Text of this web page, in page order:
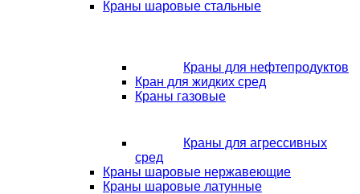
Краны шаровые стальные
Краны для нефтепродуктов
Кран для жидких сред
Краны газовые
Краны для агрессивных
сред
Краны шаровые нержавеющие
Краны шаровые латунные